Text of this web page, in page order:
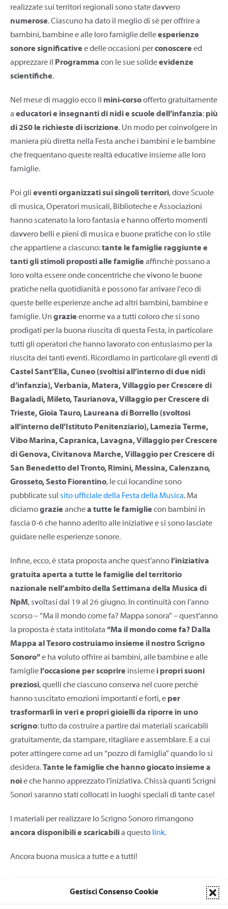
Gestisci Consenso Cookie
realizzate sui territori regionali sono state davvero
numerose. Ciascuno ha dato il meglio di sé per offrire a
bambini, bambine e alle loro famiglie delleesperienze
sonore significative e delle occasioni perconoscere ed
apprezzare il
Programma con le sue solideevidenze
scientifiche.
Nel mese di maggio ecco il mini-corsoofferto gratuitamente
a educatori e insegnanti di nidi e scuole dell’infanzia: più
di 250 le richieste di iscrizione. Un modo per coinvolgere in
maniera più diretta nella Festa anche i bambini e le bambine
che frequentano queste realtà educative insieme alle loro
famiglie.
Poi gli eventi organizzati sui singoli territori, dove Scuole
di musica, Operatori musicali, Biblioteche e Associazioni
hanno scatenato la loro fantasia e hanno offerto momenti
davvero belli e pieni di musica e buone pratiche con lo stile
che appartiene a ciascuno:tante le famiglie raggiunte e
tanti gli stimoli proposti alle famiglie affinché possano a
loro volta essere onde concentriche che vivono le buone
pratiche nella quotidianità e possono far arrivare l’eco di
queste belle esperienze anche ad altri bambini, bambine e
famiglie. Un grazie enorme va a tutti coloro che si sono
prodigati per la buona riuscita di questa Festa, in particolare
tutti gli operatori che hanno lavorato con entusiasmo per la
riuscita dei tanti eventi. Ricordiamo in particolare gli eventi di
Castel Sant’Elia, Cuneo (svoltisi all’interno di due nidi
d’infanzia), Verbania, Matera, Villaggio per Crescere di
Bagaladi, Mileto, Taurianova, Villaggio per Crescere di
Trieste, Gioia Tauro, Laureana di Borrello (svoltosi
all’interno dell’Istituto Penitenziario), Lamezia Terme,
Vibo Marina, Capranica, Lavagna, Villaggio per Crescere
di Genova, Civitanova Marche, Villaggio per Crescere di
San Benedetto del Tronto, Rimini, Messina, Calenzano,
Grosseto, Sesto Fiorentino, le cui locandine sono
pubblicate sul sito ufficiale della Festa della Musica. Ma
diciamograzie anchea tutte le famiglie con bambini in
fascia 0-6 che hanno aderito alle iniziative e si sono lasciate
guidare nelle esperienze sonore.
Infine, ecco, è stata proposta anche quest’anno l’iniziativa
gratuita aperta a tutte le famiglie del territorio
nazionale nell’ambito della Settimana della Musica di
NpM, svoltasi dal 19 al 26 giugno. In continuità con l’anno
scorso – “Ma il mondo come fa? Mappa sonora” – quest’anno
la proposta è stata intitolata “Ma il mondo come fa? Dalla
Mappa al Tesoro costruiamo insieme il nostro Scrigno
Sonoro”e ha voluto offrire ai bambini, alle bambine e alle
famiglie l’occasione per scoprire insieme i propri suoni
preziosi, quelli che ciascuno conserva nel cuore perché
hanno suscitato emozioni importanti e forti, e per
trasformarli in veri e propri gioielli da riporre in uno
scrigno: tutto da costruire a partire dai materiali scaricabili
gratuitamente, da stampare, ritagliare e assemblare. E a cui
poter attingere come ad un “pozzo di famiglia” quando lo si
desidera.Tante le famiglie che hanno giocato insieme a
noie che hanno apprezzato l’iniziativa. Chissà quanti Scrigni
Sonori saranno stati collocati in luoghi speciali di tante case!
I materiali per realizzare lo Scrigno Sonoro rimangono
ancora disponibili e scaricabilia questo link.
Ancora buona musica a tutte e a tutti!